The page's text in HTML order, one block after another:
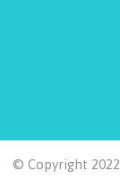
© Copyright 2022